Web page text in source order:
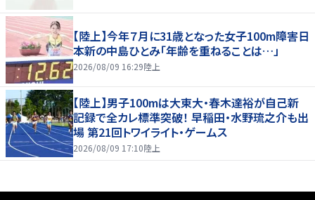
【陸上】今年７月に31歳となった女子100m障害日
本新の中島ひとみ「年齢を重ねることは…」
2026/08/09 16:29陸上
【陸上】男子100mは大東大・春木達裕が自己新
記録で全カレ標準突破！ 早稲田・水野琉之介も出
場 第21回トワイライト・ゲームス
2026/08/09 17:10陸上